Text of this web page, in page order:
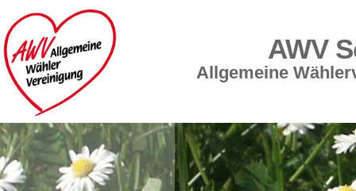
AWV
Allgemeine